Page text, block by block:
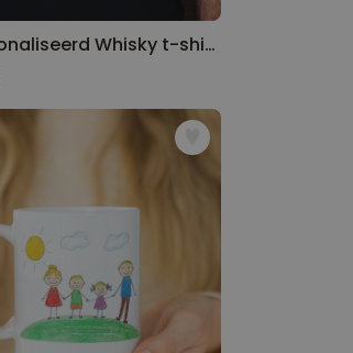
Gepersonaliseerd Whisky t-shirt met tekst